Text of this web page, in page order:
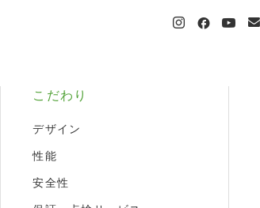
こだわり
デザイン
性能
安全性